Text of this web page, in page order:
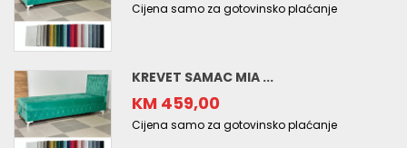
Cijena samo za gotovinsko plaćanje
KREVET SAMAC MIA ...
KM 459,00
Cijena samo za gotovinsko plaćanje